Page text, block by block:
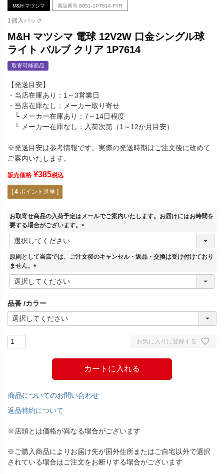
M&H マツシマ 商品番号 8051-1P7614-FYR
1個入パック
M&H マツシマ 電球 12V2W 口金シングル球
ライト バルブ クリア 1P7614
取寄可能商品
【発送目安】
・当店在庫あり：1～3営業日
・当店在庫なし：メーカー取り寄せ
└ メーカー在庫あり：7～14日程度
└ メーカー在庫なし：入荷次第（1～12か月目安）
※発送目安は参考情報です。実際の発送時期はご注文後に改めて
ご案内いたします。
販売価格 ¥385税込
[ 4 ポイント進呈 ]
お取寄せ商品の入荷予定はメールでご案内いたします。お届けにはお時間を
要する場合がございます。
(
須
原則として当店では、ご注文後のキャンセル・返品・交換は受け付けており
ません。
(
必
)
品番 カラー
お気に入りに登録する
カートに入れる
商品についてのお問い合わせ
返品特約について
※店頭とは価格が異なる場合がございます
※ご購入商品によりお届け先が国外住所またはご自宅以外で選択
されている場合はご注文をお断りする場合がございます